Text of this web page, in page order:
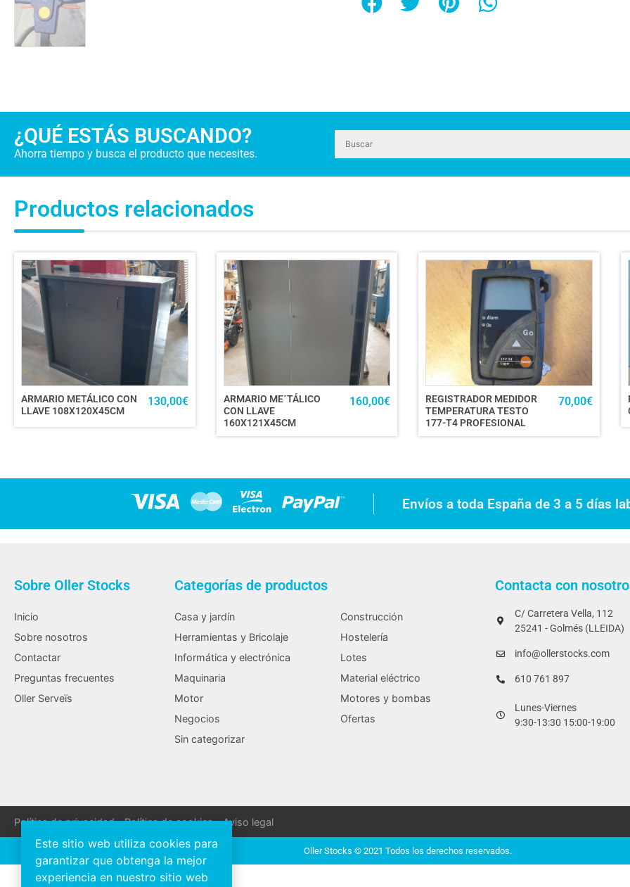
¿QUÉ ESTÁS BUSCANDO?
Ahorra tiempo y busca el producto que necesites.
Productos relacionados
ARMARIO METÁLICO CON
LLAVE 108X120X45CM
130,00€
ARMARIO ME´TÁLICO
CON LLAVE
160X121X45CM
160,00€
REGISTRADOR MEDIDOR
TEMPERATURA TESTO
177-T4 PROFESIONAL
70,00€
Envíos a toda España de 3 a 5 días
Sobre Oller Stocks
Inicio
Sobre nosotros
Contactar
Preguntas frecuentes
Oller Serveïs
Categorías de productos
Casa y jardín
Construcción
Herramientas y Bricolaje
Hostelería
Informática y electrónica
Lotes
Maquinaria
Material eléctrico
Motor
Motores y bombas
Negocios
Ofertas
Sin categorizar
Contacta con
C/ Carretera Vella, 112
25241 - Golmés (LLEIDA)
info@ollerstocks.com
610 761 897
Lunes-Viernes
9:30-13:30 15:00-19:00
Política de privacidad Política de cookies Aviso legal
Oller Stocks © 2021 Todos los derechos reservados.
Este sitio web utiliza cookies para
garantizar que obtenga la mejor
experiencia en nuestro sitio web